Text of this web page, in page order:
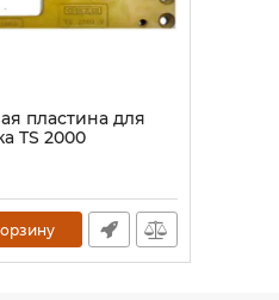
пластина для
TS 2000